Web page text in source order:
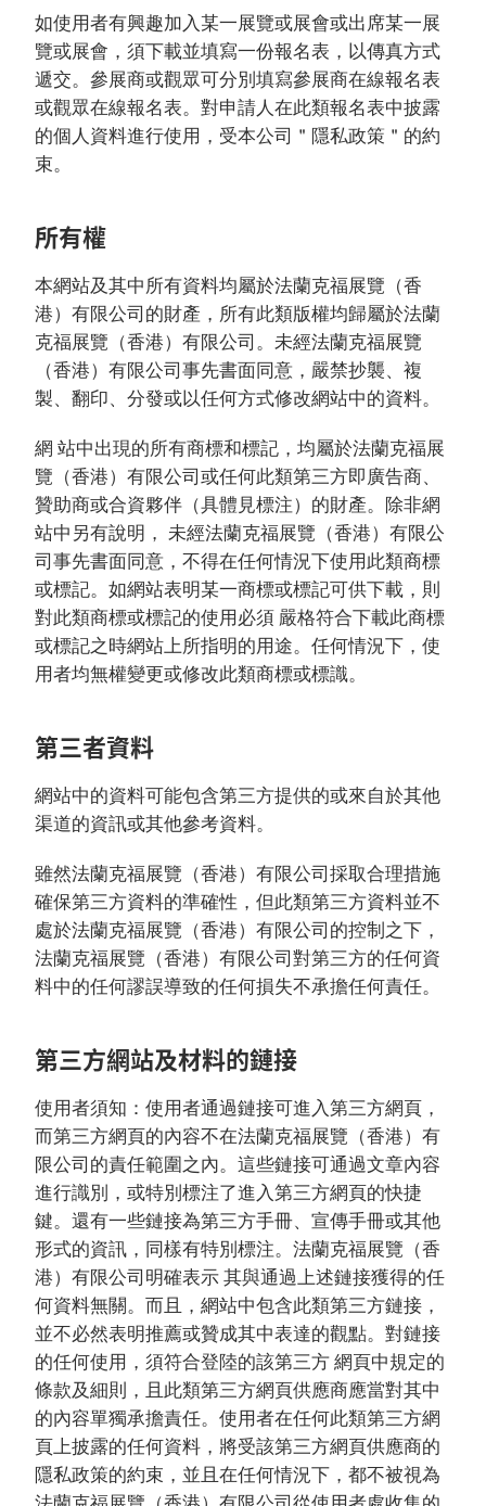
如使用者有興趣加入某一展覽或展會或出席某一展
覽或展會，須下載並填寫一份報名表，以傳真方式
遞交。參展商或觀眾可分別填寫參展商在線報名表
或觀眾在線報名表。對申請人在此類報名表中披露
的個人資料進行使用，受本公司＂隱私政策＂的約
束。
所有權
本網站及其中所有資料均屬於法蘭克福展覽（香
港）有限公司的財產，所有此類版權均歸屬於法蘭
克福展覽（香港）有限公司。未經法蘭克福展覽
（香港）有限公司事先書面同意，嚴禁抄襲、複
製、翻印、分發或以任何方式修改網站中的資料。
網 站中出現的所有商標和標記，均屬於法蘭克福展
覽（香港）有限公司或任何此類第三方即廣告商、
贊助商或合資夥伴（具體見標注）的財產。除非網
站中另有說明， 未經法蘭克福展覽（香港）有限公
司事先書面同意，不得在任何情況下使用此類商標
或標記。如網站表明某一商標或標記可供下載，則
對此類商標或標記的使用必須 嚴格符合下載此商標
或標記之時網站上所指明的用途。任何情況下，使
用者均無權變更或修改此類商標或標識。
第三者資料
網站中的資料可能包含第三方提供的或來自於其他
渠道的資訊或其他參考資料。
雖然法蘭克福展覽（香港）有限公司採取合理措施
確保第三方資料的準確性，但此類第三方資料並不
處於法蘭克福展覽（香港）有限公司的控制之下，
法蘭克福展覽（香港）有限公司對第三方的任何資
料中的任何謬誤導致的任何損失不承擔任何責任。
第三方網站及材料的鏈接
使用者須知：使用者通過鏈接可進入第三方網頁，
而第三方網頁的內容不在法蘭克福展覽（香港）有
限公司的責任範圍之內。這些鏈接可通過文章內容
進行識別，或特別標注了進入第三方網頁的快捷
鍵。還有一些鏈接為第三方手冊、宣傳手冊或其他
形式的資訊，同樣有特別標注。法蘭克福展覽（香
港）有限公司明確表示 其與通過上述鏈接獲得的任
何資料無關。而且，網站中包含此類第三方鏈接，
並不必然表明推薦或贊成其中表達的觀點。對鏈接
的任何使用，須符合登陸的該第三方 網頁中規定的
條款及細則，且此類第三方網頁供應商應當對其中
的內容單獨承擔責任。使用者在任何此類第三方網
頁上披露的任何資料，將受該第三方網頁供應商的
隱私政策的約束，並且在任何情況下，都不被視為